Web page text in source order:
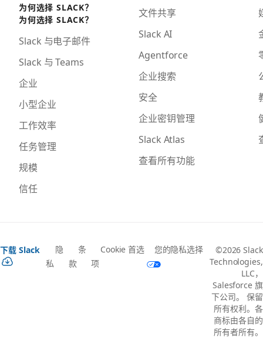
为何选择 SLACK？
为何选择 SLACK？
Slack 与电子邮件
Slack 与 Teams
企业
小型企业
工作效率
任务管理
规模
信任
文件共享
Slack AI
Agentforce
企业搜索
安全
企业密钥管理
Slack Atlas
查看所有功能
下载 Slack
隐
私
条
款
Cookie 首选
项
您的隐私选择
©2026 Slack
Technologies,
LLC，
Salesforce 旗
下公司。 保留
所有权利。各
商标由各自的
所有者所有。